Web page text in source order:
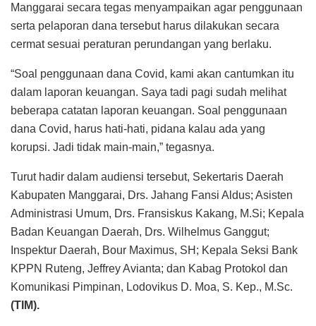
Manggarai secara tegas menyampaikan agar penggunaan
serta pelaporan dana tersebut harus dilakukan secara
cermat sesuai peraturan perundangan yang berlaku.
“Soal penggunaan dana Covid, kami akan cantumkan itu
dalam laporan keuangan. Saya tadi pagi sudah melihat
beberapa catatan laporan keuangan. Soal penggunaan
dana Covid, harus hati-hati, pidana kalau ada yang
korupsi. Jadi tidak main-main,” tegasnya.
Turut hadir dalam audiensi tersebut, Sekertaris Daerah
Kabupaten Manggarai, Drs. Jahang Fansi Aldus; Asisten
Administrasi Umum, Drs. Fransiskus Kakang, M.Si; Kepala
Badan Keuangan Daerah, Drs. Wilhelmus Ganggut;
Inspektur Daerah, Bour Maximus, SH; Kepala Seksi Bank
KPPN Ruteng, Jeffrey Avianta; dan Kabag Protokol dan
Komunikasi Pimpinan, Lodovikus D. Moa, S. Kep., M.Sc.
(TIM).